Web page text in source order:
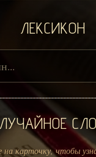
ЛЕКСИКОН
карточку, чтобы